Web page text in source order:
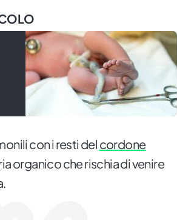
con i resti delcordone
organico che rischia di venire